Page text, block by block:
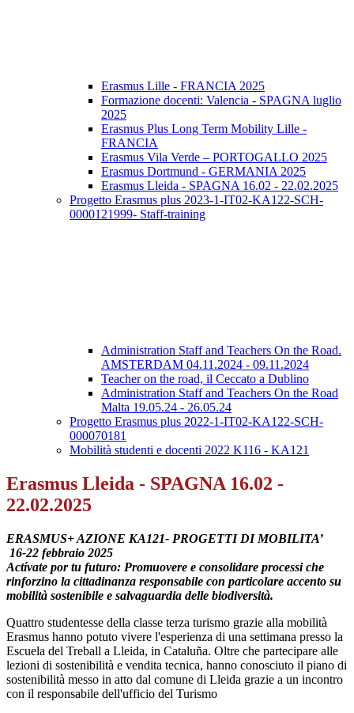
Erasmus Lille - FRANCIA 2025
Formazione docenti: Valencia - SPAGNA luglio
2025
Erasmus Plus Long Term Mobility Lille -
FRANCIA
Erasmus Vila Verde – PORTOGALLO 2025
Erasmus Dortmund - GERMANIA 2025
Erasmus Lleida - SPAGNA 16.02 - 22.02.2025
Progetto Erasmus plus 2023-1-IT02-KA122-SCH-
0000121999- Staff-training
Administration Staff and Teachers On the Road.
AMSTERDAM 04.11.2024 - 09.11.2024
Teacher on the road, il Ceccato a Dublino
Administration Staff and Teachers On the Road
Malta 19.05.24 - 26.05.24
Progetto Erasmus plus 2022-1-IT02-KA122-SCH-
000070181
Mobilità studenti e docenti 2022 K116 - KA121
Erasmus Lleida - SPAGNA 16.02 -
22.02.2025
ERASMUS+ AZIONE KA121- PROGETTI DI MOBILITA’
16-22 febbraio 2025
Actívate por tu futuro: Promuovere e consolidare processi che
rinforzino la cittadinanza responsabile con particolare accento su
mobilità sostenibile e salvaguardia delle biodiversità.
Quattro studentesse della classe terza turismo grazie alla mobilità
Erasmus hanno potuto vivere l'esperienza di una settimana presso la
Escuela del Treball a Lleida, in Cataluña. Oltre che partecipare alle
lezioni di sostenibilità e vendita tecnica, hanno conosciuto il piano di
sostenibilità messo in atto dal comune di Lleida grazie a un incontro
con il responsabile dell'ufficio del Turismo